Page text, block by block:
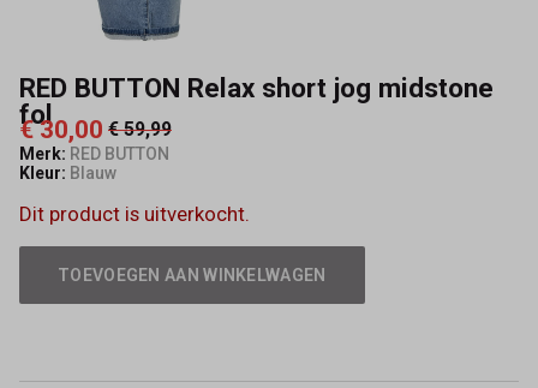
RED BUTTON Relax short jog midstone
fol
€ 30,00 € 59,99
Merk: RED BUTTON
Kleur: Blauw
Dit product is uitverkocht.
TOEVOEGEN AAN WINKELWAGEN